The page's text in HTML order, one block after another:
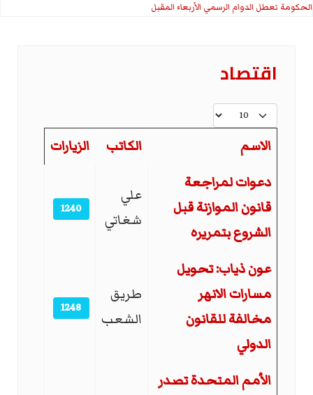
الحكومة تعطل الدوام الرسمي الأربعاء المقبل
اقتصاد
عدد الإظهارات:
المقالات
الاسم الكاتب
الزيارات
دعوات لمراجعة
قانون الموازنة قبل
الشروع بتمريره
علي
شغاتي
1240
عون ذياب: تحويل
مسارات الانهر
مخالفة للقانون
الدولي
طريق
الشعب
1248
الأمم المتحدة تصدر